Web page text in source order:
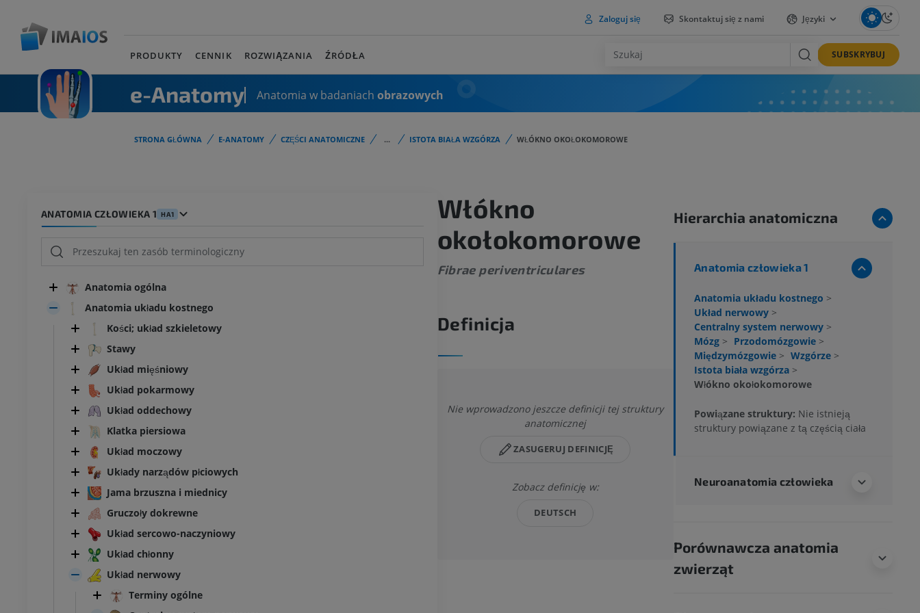
Zaloguj się Skontaktuj się z nami Języki
PRODUKTY CENNIK ROZWIĄZANIA ŹRÓDŁA SUBSKRYBUJ
e-Anatomy Anatomia w badaniach obrazowych
STRONA GŁÓWNA E-ANATOMY CZĘŚCI ANATOMICZNE ... ISTOTA BIAŁA WZGÓRZA WŁÓKNO OKOŁOKOMOROWE
ANATOMIA CZŁOWIEKA 1 HA1
Anatomia ogólna
Anatomia układu kostnego
Kości; układ szkieletowy
Stawy
Układ mięśniowy
Układ pokarmowy
Układ oddechowy
Klatka piersiowa
Układ moczowy
Układy narządów płciowych
Jama brzuszna i miednicy
Gruczoły dokrewne
Układ sercowo-naczyniowy
Układ chłonny
Układ nerwowy
Terminy ogólne
Włókno
okołokomorowe
Fibrae periventriculares
Definicja
Nie wprowadzono jeszcze definicji tej struktury
anatomicznej
ZASUGERUJ DEFINICJĘ
Zobacz definicję w:
DEUTSCH
Hierarchia anatomiczna
Anatomia człowieka 1
Anatomia układu kostnego >
Układ nerwowy >
Centralny system nerwowy >
Mózg > Przodomózgowie >
Międzymózgowie > Wzgórze >
Istota biała wzgórza >
Włókno okołokomorowe
Powiązane struktury: Nie istnieją
struktury powiązane z tą częścią ciała
Neuroanatomia człowieka
Porównawcza anatomia
zwierząt